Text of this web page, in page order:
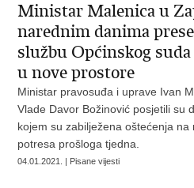
Ministar Malenica u
narednim danima
službu Općinskog
u nove prostore
Ministar pravosuđa i uprave Ivan
Vlade Davor Božinović posjetili su
kojem su zabilježena oštećenja na
potresa prošloga tjedna.
04.01.2021. | Pisane vijesti